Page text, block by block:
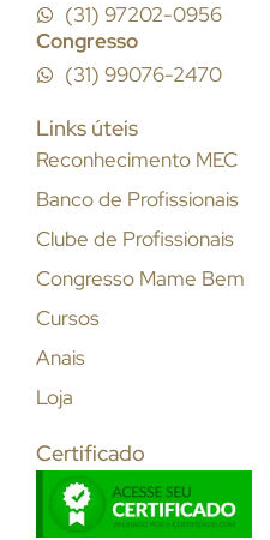
(31) 97202-0956
Congresso
(31) 99076-2470
Links úteis
Reconhecimento MEC
Banco de Profissionais
Clube de Profissionais
Congresso Mame Bem
Cursos
Anais
Loja
Certificado